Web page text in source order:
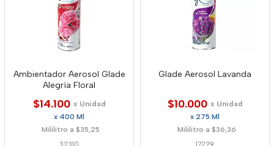
Ambientador Aerosol Glade
Alegría Floral
$14.100 x Unidad
x 400 Ml
Mililitro a $35,25
Glade Aerosol Lavanda
$10.000 x Unidad
x 275 Ml
Mililitro a $36,36